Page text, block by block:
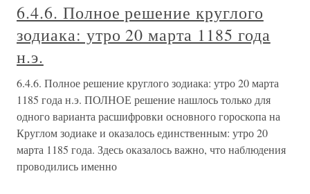
6.4.6. Полное решение круглого
зодиака: утро 20 марта 1185 года
н.э.
6.4.6. Полное решение круглого зодиака: утро 20 марта
1185 года н.э. ПОЛНОЕ решение нашлось только для
одного варианта расшифровки основного гороскопа на
Круглом зодиаке и оказалось единственным: утро 20
марта 1185 года. Здесь оказалось важно, что наблюдения
проводились именно